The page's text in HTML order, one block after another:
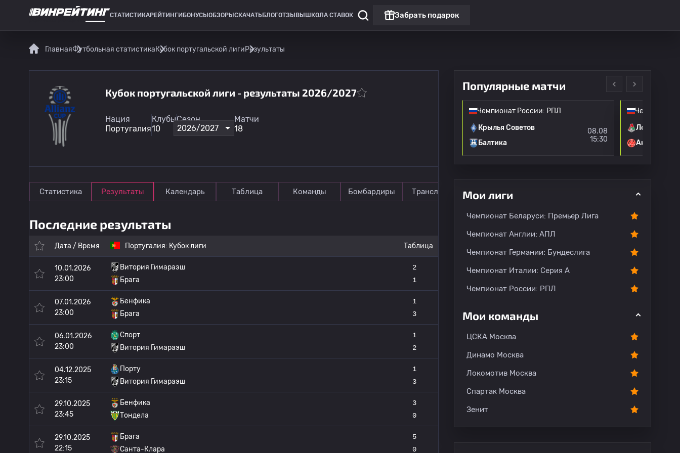
СТАТИСТИКАРЕЙТИНГИ БОНУСЫ ОБЗОРЫ СКАЧАТЬ БЛОГОТЗЫВЫ ШКОЛА СТАВОК Забрать подарок
ГлавнаяФутбольная статистикаКубок португальской лигиРезультаты
Кубок португальской лиги - результаты 2026/2027
Нация
Португалия
Клубы
10
Сезон
2026/2027
Матчи
18
Статистика Результаты Календарь Таблица Команды Бомбардиры Трансляции Переходы
Последние результаты
Дата / Время Португалия: Кубок лиги Таблица
10.01.2026
23:00
Витория Гимараэш
Брага
2
1
07.01.2026
23:00
Бенфика
Брага
1
3
06.01.2026
23:00
Спорт
Витория Гимараэш
1
2
04.12.2025
23:15
Порту
Витория Гимараэш
1
3
29.10.2025
23:45
Бенфика
Тондела
3
0
29.10.2025
22:15
Брага
Санта-Клара
5
0
Популярные матчи
Чемпионат России: РПЛ
Крылья Советов
Балтика
08.08
15:30
Чемпионат
Локомотив
Акрон
Мои лиги
Чемпионат Беларуси: Премьер Лига
Чемпионат Англии: АПЛ
Чемпионат Германии: Бундеслига
Чемпионат Италии: Серия А
Чемпионат России: РПЛ
Мои команды
ЦСКА Москва
Динамо Москва
Локомотив Москва
Спартак Москва
Зенит